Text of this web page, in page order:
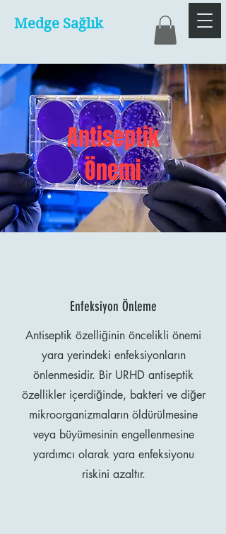
Medge Sağlık
Antiseptik
Önemi
Enfeksiyon Önleme
Antiseptik özelliğinin öncelikli önemi
yara yerindeki enfeksiyonların
önlenmesidir. Bir URHD antiseptik
özellikler içerdiğinde, bakteri ve diğer
mikroorganizmaların öldürülmesine
veya büyümesinin engellenmesine
yardımcı olarak yara enfeksiyonu
riskini azaltır.